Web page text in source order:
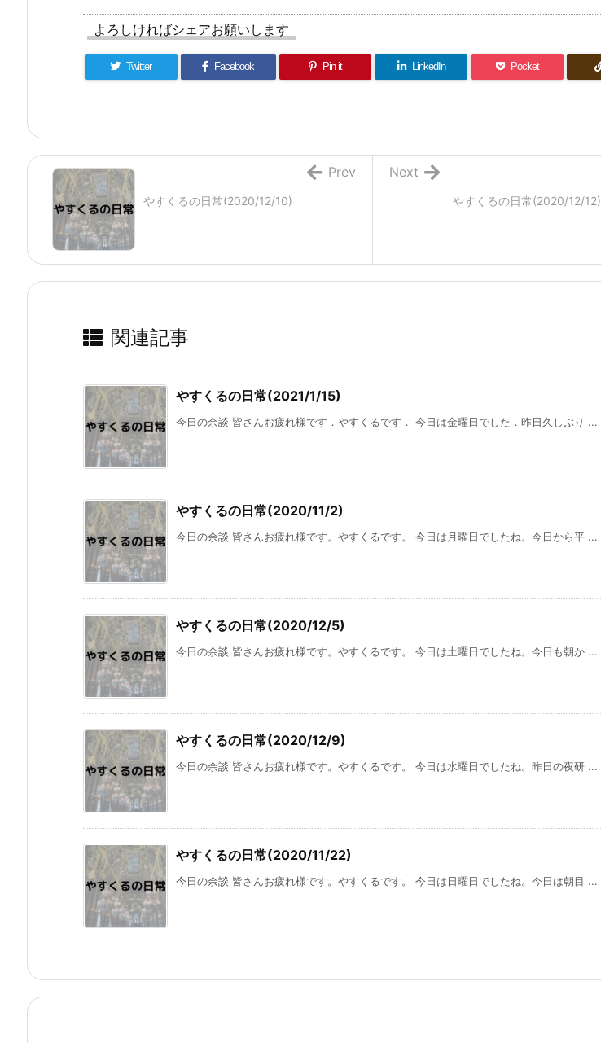
よろしければシェアお願いします
Twitter Facebook Pin it LinkedIn Pocket
やすくるの日常(2020/12/12)
Next
やすくるの日常(2020/12/10)
Prev
関連記事
やすくるの日常(2021/1/15)
今日の余談 皆さんお疲れ様です．やすくるです． 今日は金曜日でした．昨日久しぶり ...
やすくるの日常(2020/11/2)
今日の余談 皆さんお疲れ様です。やすくるです。 今日は月曜日でしたね。今日から平 ...
やすくるの日常(2020/12/5)
今日の余談 皆さんお疲れ様です。やすくるです。 今日は土曜日でしたね。今日も朝か ...
やすくるの日常(2020/12/9)
今日の余談 皆さんお疲れ様です。やすくるです。 今日は水曜日でしたね。昨日の夜研 ...
やすくるの日常(2020/11/22)
今日の余談 皆さんお疲れ様です。やすくるです。 今日は日曜日でしたね。今日は朝目 ...